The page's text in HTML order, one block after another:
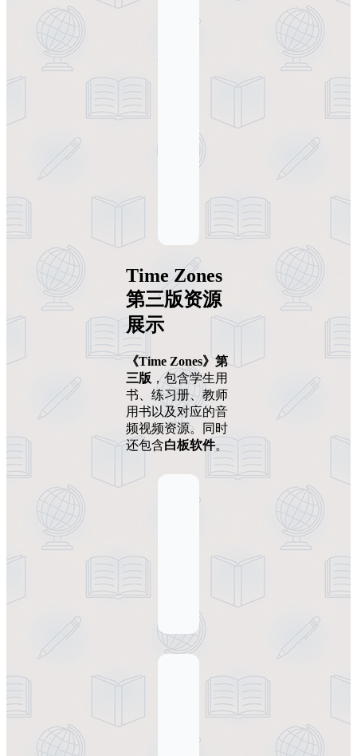
Time Zones
第三版资源
展示
《Time Zones》第
三版 ，包含学生用
书、练习册、教师
用书以及对应的音
频视频资源。同时
还包含白板软件。